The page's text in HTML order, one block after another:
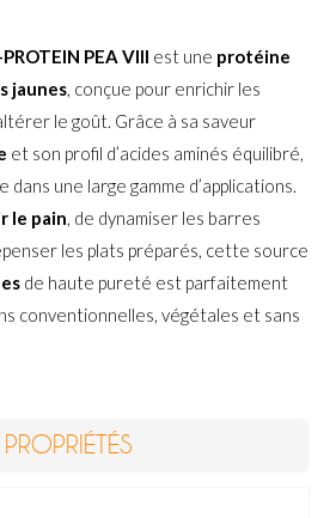
PEA VIII est une protéine
jaunes, conçue pour enrichir les
le goût. Grâce à sa saveur
et son profil d’acides aminés équilibré,
une large gamme d’applications.
le pain, de dynamiser les barres
les plats préparés, cette source
de haute pureté est parfaitement
conventionnelles, végétales et sans
PROPRIÉTÉS